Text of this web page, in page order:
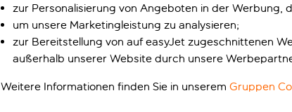
zur Personalisierung von Angeboten in der Werbung,
um unsere Marketingleistung zu analysieren;
zur Bereitstellung von auf easyJet zugeschnittenen
außerhalb unserer Website durch unsere
Weitere Informationen finden Sie in unserem Gruppen